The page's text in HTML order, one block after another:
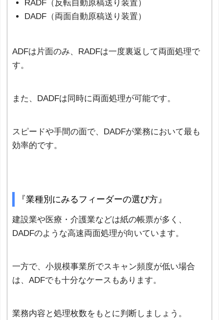
RADF（反転自動原稿送り装置）
DADF（両面自動原稿送り装置）
ADFは片面のみ、RADFは一度裏返して両面処理で
す。
また、DADFは同時に両面処理が可能です。
スピードや手間の面で、DADFが業務において最も
効率的です。
『業種別にみるフィーダーの選び方』
建設業や医療・介護業などは紙の帳票が多く、
DADFのような高速両面処理が向いています。
一方で、小規模事業所でスキャン頻度が低い場合
は、ADFでも十分なケースもあります。
業務内容と処理枚数をもとに判断しましょう。